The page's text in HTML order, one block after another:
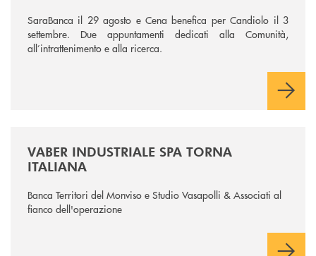
SaraBanca il 29 agosto e Cena benefica per Candiolo il 3
settembre. Due appuntamenti dedicati alla Comunità,
all’intrattenimento e alla ricerca.
VABER INDUSTRIALE SPA TORNA
ITALIANA
Banca Territori del Monviso e Studio Vasapolli & Associati al
fianco dell'operazione